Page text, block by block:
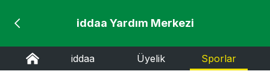
iddaa Yardım Merkezi
iddaa Üyelik Sporlar